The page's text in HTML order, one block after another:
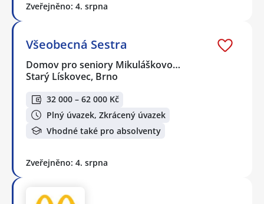
Zveřejněno: 4. srpna
Všeobecná Sestra
Domov pro seniory Mikuláškovo…
Starý Lískovec, Brno
32 000 – 62 000 Kč
Plný úvazek, Zkrácený úvazek
Vhodné také pro absolventy
Zveřejněno: 4. srpna